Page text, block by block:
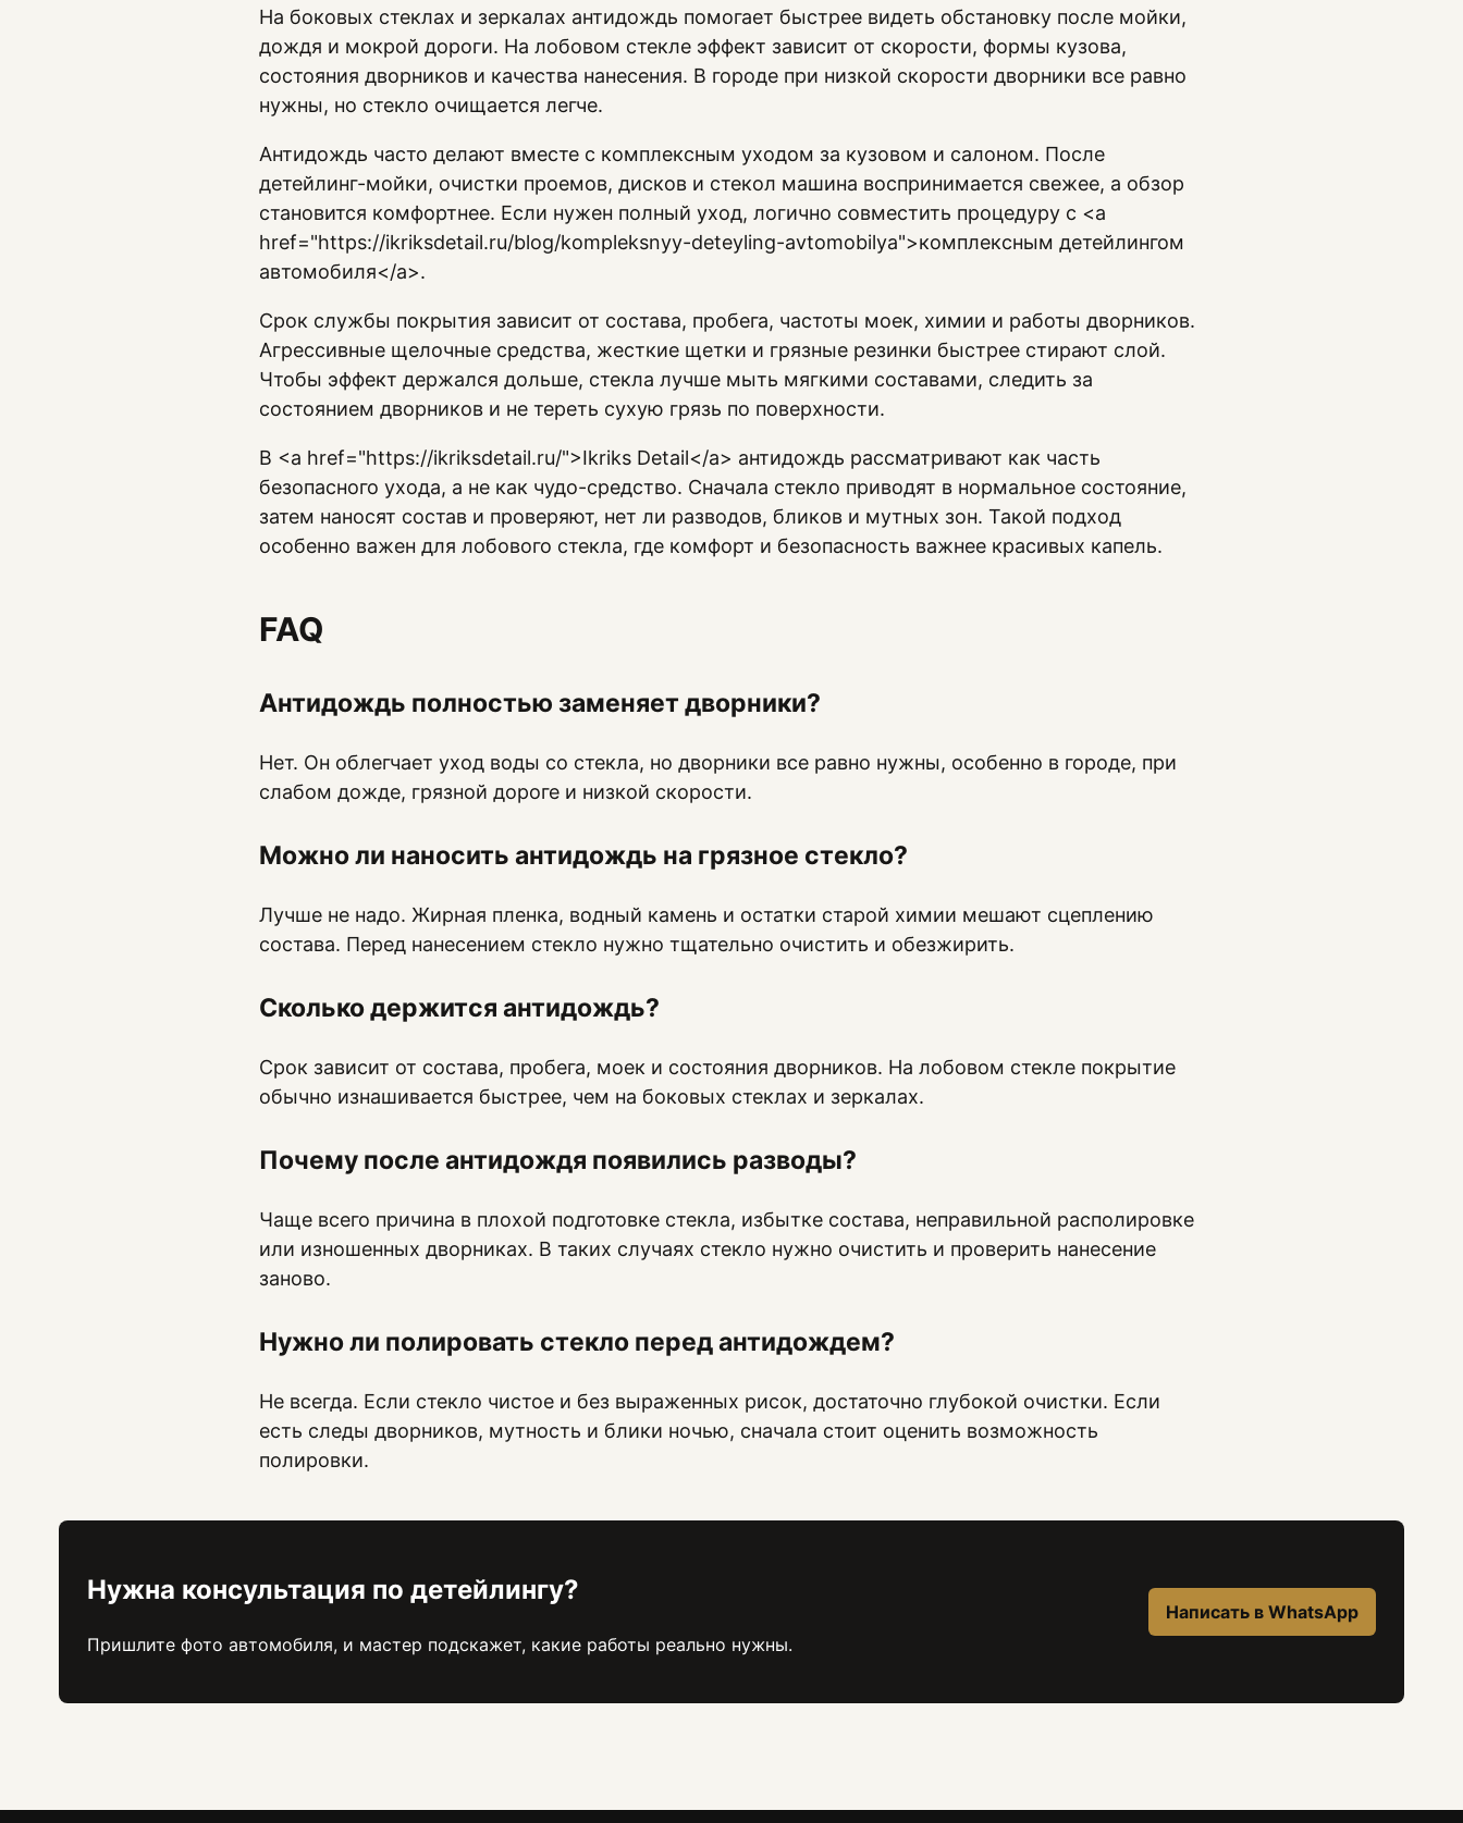
На боковых стеклах и зеркалах антидождь помогает быстрее видеть обстановку после мойки,
дождя и мокрой дороги. На лобовом стекле эффект зависит от скорости, формы кузова,
состояния дворников и качества нанесения. В городе при низкой скорости дворники все равно
нужны, но стекло очищается легче.
Антидождь часто делают вместе с комплексным уходом за кузовом и салоном. После
детейлинг-мойки, очистки проемов, дисков и стекол машина воспринимается свежее, а обзор
становится комфортнее. Если нужен полный уход, логично совместить процедуру с <a
href="https://ikriksdetail.ru/blog/kompleksnyy-deteyling-avtomobilya">комплексным детейлингом
автомобиля</a>.
Срок службы покрытия зависит от состава, пробега, частоты моек, химии и работы дворников.
Агрессивные щелочные средства, жесткие щетки и грязные резинки быстрее стирают слой.
Чтобы эффект держался дольше, стекла лучше мыть мягкими составами, следить за
состоянием дворников и не тереть сухую грязь по поверхности.
В <a href="https://ikriksdetail.ru/">Ikriks Detail</a> антидождь рассматривают как часть
безопасного ухода, а не как чудо-средство. Сначала стекло приводят в нормальное состояние,
затем наносят состав и проверяют, нет ли разводов, бликов и мутных зон. Такой подход
особенно важен для лобового стекла, где комфорт и безопасность важнее красивых капель.
FAQ
Антидождь полностью заменяет дворники?
Нет. Он облегчает уход воды со стекла, но дворники все равно нужны, особенно в городе, при
слабом дожде, грязной дороге и низкой скорости.
Можно ли наносить антидождь на грязное стекло?
Лучше не надо. Жирная пленка, водный камень и остатки старой химии мешают сцеплению
состава. Перед нанесением стекло нужно тщательно очистить и обезжирить.
Сколько держится антидождь?
Срок зависит от состава, пробега, моек и состояния дворников. На лобовом стекле покрытие
обычно изнашивается быстрее, чем на боковых стеклах и зеркалах.
Почему после антидождя появились разводы?
Чаще всего причина в плохой подготовке стекла, избытке состава, неправильной располировке
или изношенных дворниках. В таких случаях стекло нужно очистить и проверить нанесение
заново.
Нужно ли полировать стекло перед антидождем?
Не всегда. Если стекло чистое и без выраженных рисок, достаточно глубокой очистки. Если
есть следы дворников, мутность и блики ночью, сначала стоит оценить возможность
полировки.
Нужна консультация по детейлингу?
Пришлите фото автомобиля, и мастер подскажет, какие работы реально нужны.
Написать в WhatsApp